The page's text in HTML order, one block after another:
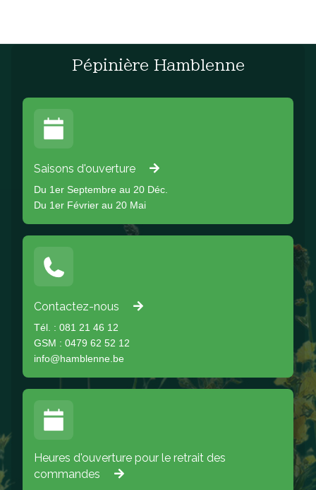
Pépinière Hamblenne
Saisons d'ouverture
Du 1er Septembre au 20 Déc.
Du 1er Février au 20 Mai
Contactez-nous
Tél. : 081 21 46 12
GSM : 0479 62 52 12
info@hamblenne.be
Heures d'ouverture pour le retrait des
commandes